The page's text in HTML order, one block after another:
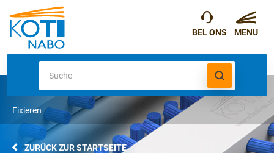
Fixieren
ZURÜCK ZUR STARTSEITE